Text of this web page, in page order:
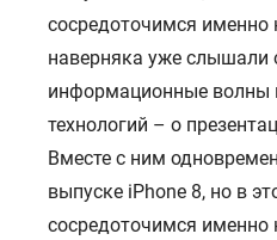
сосредоточимся
наверняка уже слышали
информационные волны
технологий – о
Вместе с ним
выпуске iPhone 8, но в
сосредоточимся